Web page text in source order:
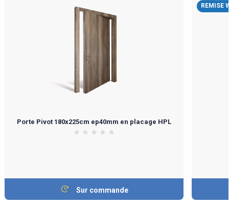
Porte Pivot 180x225cm ep40mm en placage HPL
Sur commande
REMISE